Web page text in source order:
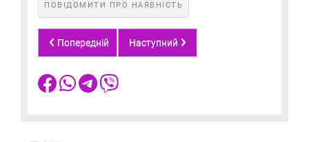
ПОВІДОМИТИ ПРО НАЯВНІСТЬ
Попередній Наступний